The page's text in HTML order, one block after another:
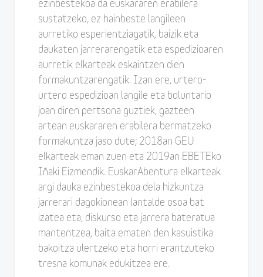
ezinbestekoa da euskararen erabilera
sustatzeko, ez hainbeste langileen
aurretiko esperientziagatik, baizik eta
daukaten jarrerarengatik eta espedizioaren
aurretik elkarteak eskaintzen dien
formakuntzarengatik. Izan ere, urtero-
urtero espedizioan langile eta boluntario
joan diren pertsona guztiek, gazteen
artean euskararen erabilera bermatzeko
formakuntza jaso dute; 2018an GEU
elkarteak eman zuen eta 2019an EBETEko
Iñaki Eizmendik. EuskarAbentura elkarteak
argi dauka ezinbestekoa dela hizkuntza
jarrerari dagokionean lantalde osoa bat
izatea eta, diskurso eta jarrera bateratua
mantentzea, baita ematen den kasuistika
bakoitza ulertzeko eta horri erantzuteko
tresna komunak edukitzea ere.